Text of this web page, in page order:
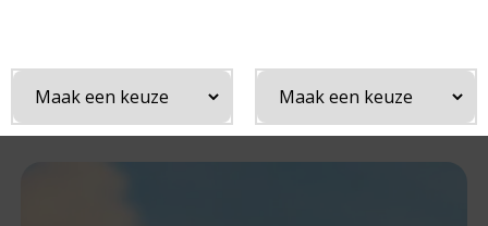
Ben vergelijkt Vergelijking: Google Pixel 9 versus Pixel 9a